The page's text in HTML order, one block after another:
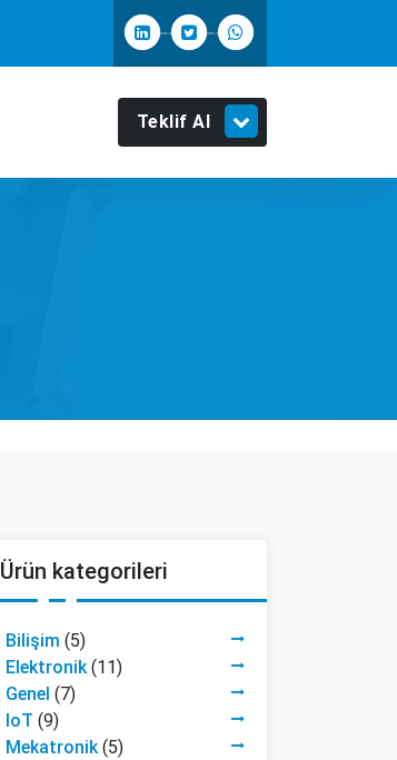
Teklif Al
Ürün kategorileri
Bilişim (5)
Elektronik (11)
Genel (7)
IoT (9)
Mekatronik (5)